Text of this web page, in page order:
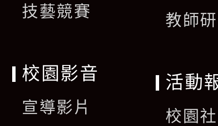
技藝競賽 教師
校園影音
宣導影片
活動
校園